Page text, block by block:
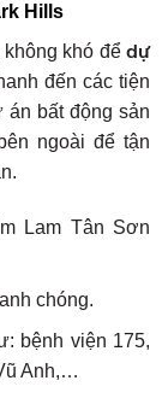
Hills
không khó để dự
đến các tiện
án bất động sản
ngoài để tận
Lam Tân Sơn
chóng.
bệnh viện 175,
Anh,…